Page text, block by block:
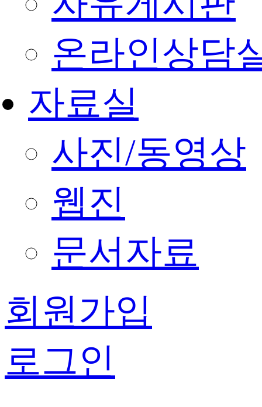
온라인상담
자료실
사진/동영상
웹진
문서자료
회원가입
로그인